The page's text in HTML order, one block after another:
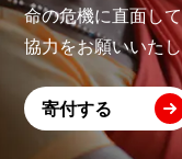
命の危機に直面し
協力をお願いいた
寄付する